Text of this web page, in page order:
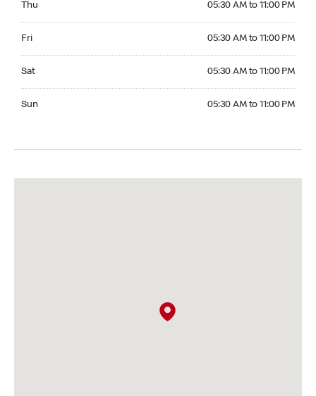
Thu 05:30 AM to 11:00 PM
Fri 05:30 AM to 11:00 PM
Sat 05:30 AM to 11:00 PM
Sun 05:30 AM to 11:00 PM